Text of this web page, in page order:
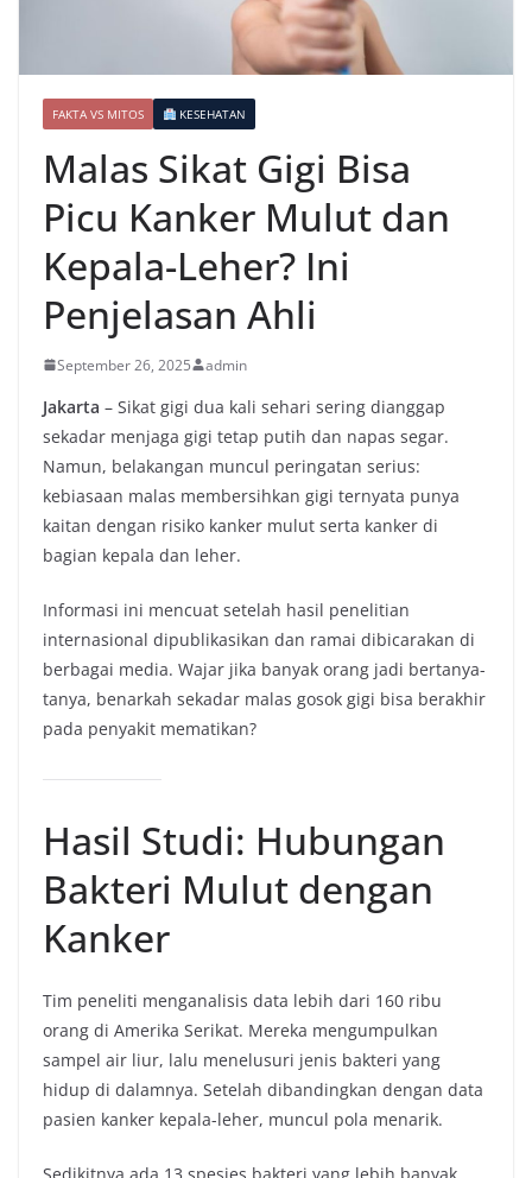
FAKTA VS MITOS KESEHATAN
Malas Sikat Gigi Bisa
Picu Kanker Mulut dan
Kepala-Leher? Ini
Penjelasan Ahli
September 26, 2025 admin
Jakarta – Sikat gigi dua kali sehari sering dianggap
sekadar menjaga gigi tetap putih dan napas segar.
Namun, belakangan muncul peringatan serius:
kebiasaan malas membersihkan gigi ternyata punya
kaitan dengan risiko kanker mulut serta kanker di
bagian kepala dan leher.
Informasi ini mencuat setelah hasil penelitian
internasional dipublikasikan dan ramai dibicarakan di
berbagai media. Wajar jika banyak orang jadi bertanya-
tanya, benarkah sekadar malas gosok gigi bisa berakhir
pada penyakit mematikan?
Hasil Studi: Hubungan
Bakteri Mulut dengan
Kanker
Tim peneliti menganalisis data lebih dari 160 ribu
orang di Amerika Serikat. Mereka mengumpulkan
sampel air liur, lalu menelusuri jenis bakteri yang
hidup di dalamnya. Setelah dibandingkan dengan data
pasien kanker kepala-leher, muncul pola menarik.